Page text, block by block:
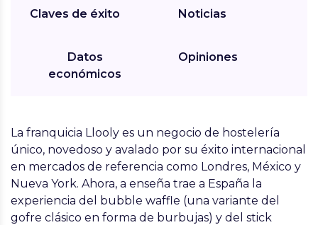
Claves de éxito
Datos
económicos
Noticias
Opiniones
La franquicia Llooly es un negocio de hostelería
único, novedoso y avalado por su éxito internacional
en mercados de referencia como Londres, México y
Nueva York. Ahora, a enseña trae a España la
experiencia del bubble waffle (una variante del
gofre clásico en forma de burbujas) y del stick